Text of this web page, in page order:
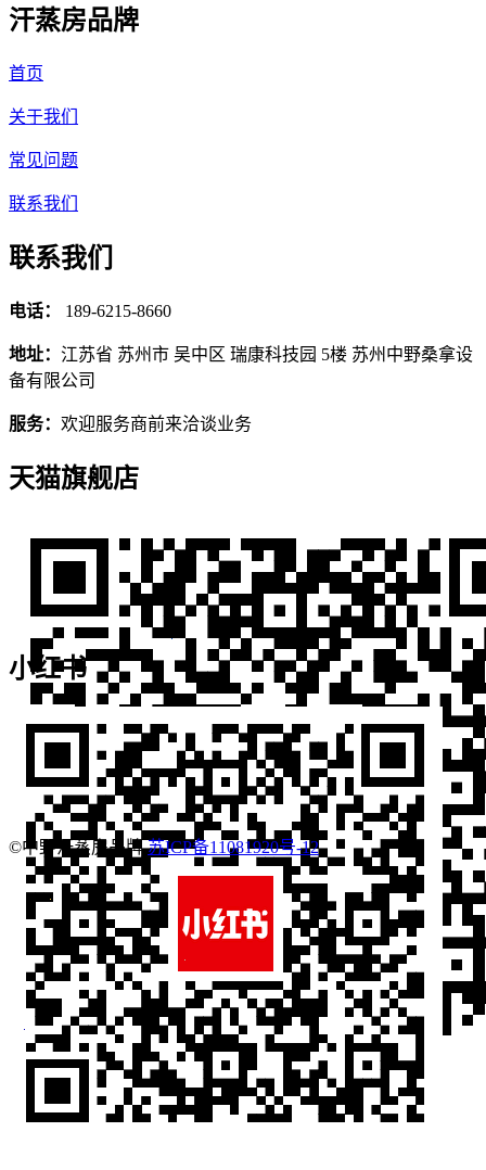
汗蒸房品牌
首页
关于我们
常见问题
联系我们
联系我们
电话： 189-6215-8660
地址： 江苏省 苏州市 吴中区 瑞康科技园 5楼 苏州中野桑拿设
备有限公司
服务： 欢迎服务商前来洽谈业务
天猫旗舰店
小红书
©中野汗蒸房品牌苏ICP备11081920号-12